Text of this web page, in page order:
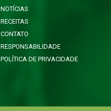
NOTÍCIAS
RECEITAS
CONTATO
RESPONSABILIDADE
POLÍTICA DE PRIVACIDADE